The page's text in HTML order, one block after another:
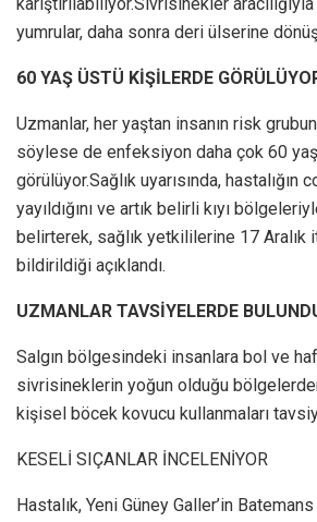
yumrular, daha sonra deri ülserine
60 YAŞ ÜSTÜ KİŞİLERDE
Uzmanlar, her yaştan insanın risk
söylese de enfeksiyon daha çok 60
görülüyor.Sağlık uyarısında, hastalığın
yayıldığını ve artık belirli kıyı
belirterek, sağlık yetkililerine 17 Aralık
bildirildiği açıklandı.
UZMANLAR TAVSİYELERDE
Salgın bölgesindeki insanlara bol ve
sivrisineklerin yoğun olduğu
kişisel böcek kovucu kullanmaları
KESELİ SIÇANLAR İNCELENİYOR
Hastalık, Yeni Güney Galler’in